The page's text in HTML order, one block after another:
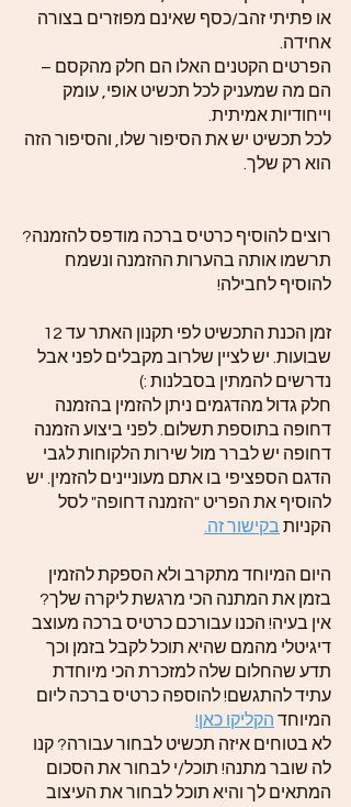
או פתיתי זהב/כסף שאינם מפוזרים בצורה
אחידה.
הפרטים הקטנים האלו הם חלק מהקסם –
הם מה שמעניק לכל תכשיט אופי, עומק
וייחודיות אמיתית.
לכל תכשיט יש את הסיפור שלו, והסיפור הזה
הוא רק שלך.
רוצים להוסיף כרטיס ברכה מודפס להזמנה?
תרשמו אותה בהערות ההזמנה ונשמח
להוסיף לחבילה!
זמן הכנת התכשיט לפי תקנון האתר עד 12
שבועות. יש לציין שלרוב מקבלים לפני אבל
נדרשים להמתין בסבלנות :)
חלק גדול מהדגמים ניתן להזמין בהזמנה
דחופה בתוספת תשלום. לפני ביצוע הזמנה
דחופה יש לברר מול שירות הלקוחות לגבי
הדגם הספציפי בו אתם מעוניינים להזמין. יש
להוסיף את הפריט "הזמנה דחופה" לסל
הקניות בקישור זה.
היום המיוחד מתקרב ולא הספקת להזמין
בזמן את המתנה הכי מרגשת ליקרה שלך?
אין בעיה! הכנו עבורכם כרטיס ברכה מעוצב
דיגיטלי מהמם שהיא תוכל לקבל בזמן וכך
תדע שהחלום שלה למזכרת הכי מיוחדת
עתיד להתגשם! להוספה כרטיס ברכה ליום
המיוחד הקליקו כאן!
לא בטוחים איזה תכשיט לבחור עבורה? קנו
לה שובר מתנה! תוכל/י לבחור את הסכום
המתאים לך והיא תוכל לבחור את העיצוב